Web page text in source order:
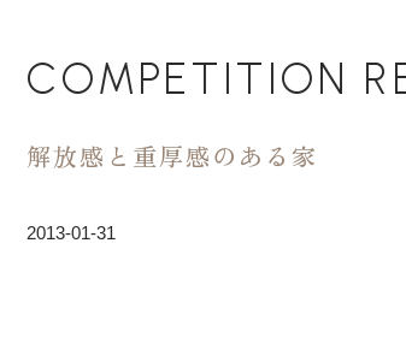
COMPETITION
解放感と重厚感のある家
2013-01-31